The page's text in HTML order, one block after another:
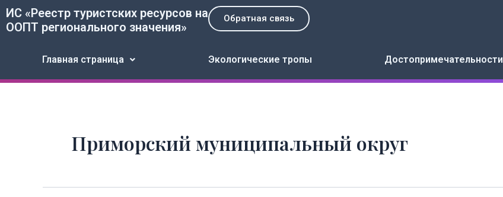
Перейти
содержимому
ИС «Реестр туристских ресурсов на
ООПТ регионального значения»
Обратная связь
Главная страница Экологические тропы Достопримечательности
Приморский муниципальный округ